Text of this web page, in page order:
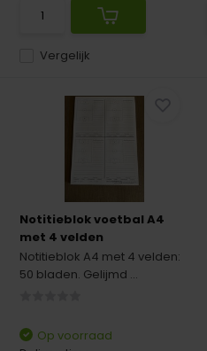
Vergelijk
Notitieblok voetbal A4
met 4 velden
Notitieblok A4 met 4 velden:
50 bladen. Gelijmd ...
Op voorraad